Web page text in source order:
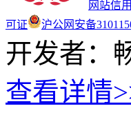
网站信
可证
沪公网安备
开发者：
查看详情